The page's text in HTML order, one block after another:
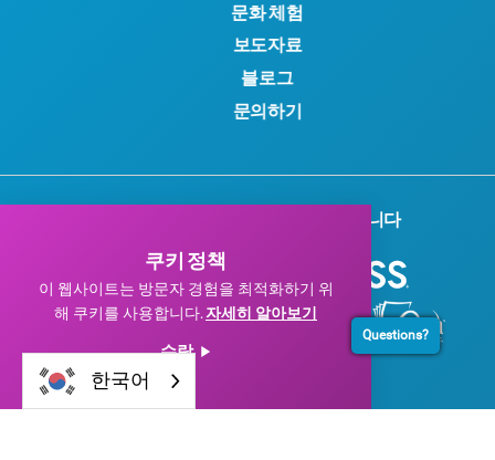
문화 체험
보도자료
블로그
문의하기
기업 후원사 여러분께 감사드립니다
쿠키 정책
이 웹사이트는 방문자 경험을 최적화하기 위
해 쿠키를 사용합니다.자세히 알아보기
수락
한국어
Questions?